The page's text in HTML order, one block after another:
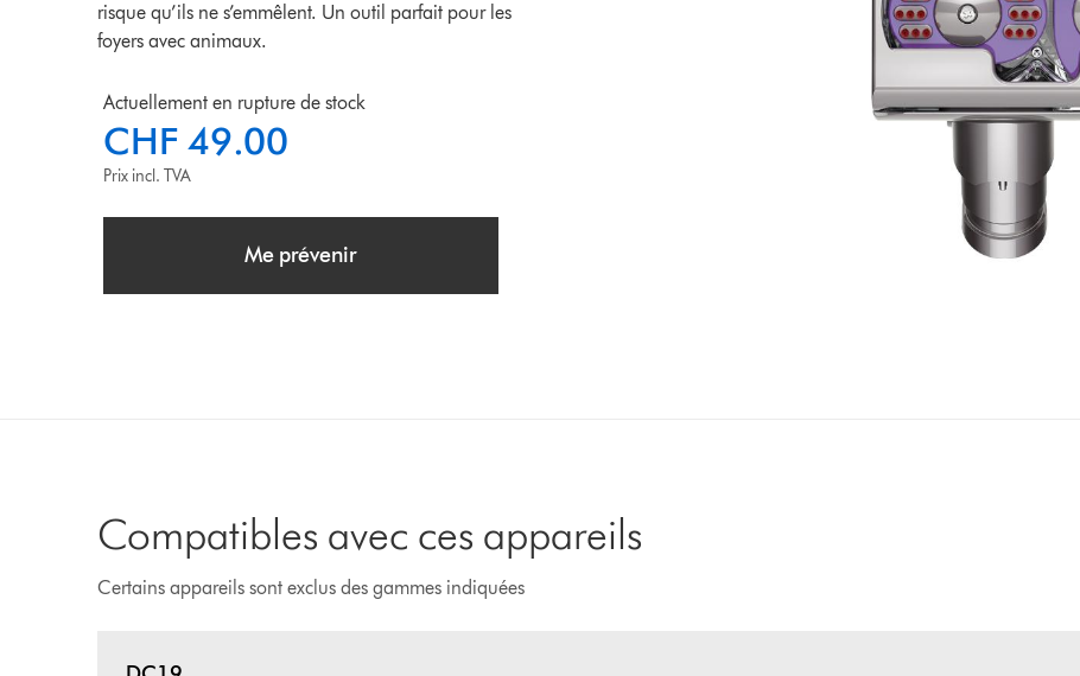
risque qu’ils ne s’emmêlent. Un outil parfait pour les
foyers avec animaux.
Actuellement en rupture de stock
CHF 49.00
Prix incl. TVA
Me prévenir
Compatibles avec ces appareils
Certains appareils sont exclus des gammes indiquées